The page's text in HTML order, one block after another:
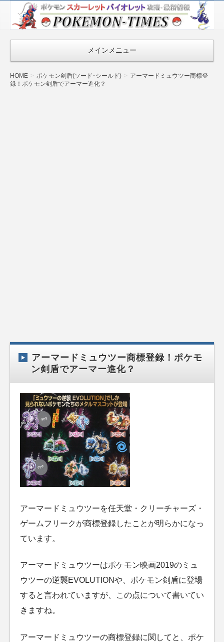
ポケモン最新
情報まとめ
『POKEMON-
TIMES』
メインメニュー
HOME ポケモン剣盾(ソード･シールド)
アーマードミュウツー商標登
録！ポケモン剣盾でアーマー進化？
アーマードミュウツー商標登録！ポケモ
ン剣盾でアーマー進化？
アーマードミュウツーを任天堂・クリーチャーズ・
ゲームフリークが商標登録したことが明らかになっ
ています。
アーマードミュウツーはポケモン映画2019のミュ
ウツーの逆襲EVOLUTIONや、ポケモン剣盾に登場
すると言われていますが、この点について書いてい
きますね。
アーマードミュウツーの商標登録に関してと、ポケ